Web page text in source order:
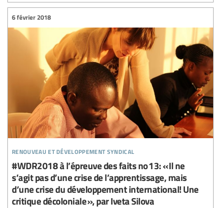
renouveau et développement syndical
6 février 2018
#WDR2018 à l’épreuve des faits no 13: « Il ne
s’agit pas d’une crise de l’apprentissage, mais
d’une crise du développement international! Une
critique décoloniale », par Iveta Silova